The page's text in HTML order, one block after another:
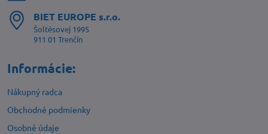
BIET EUROPE s​.r​.o​.
Šoltésovej 1995
911 01 Trenčín
Informácie:
Nákupný radca
Obchodné podmienky
Osobné údaje